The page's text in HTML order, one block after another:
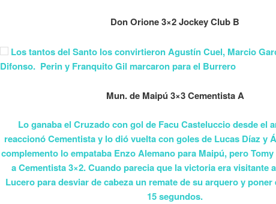
Don Orione 3×2 Jockey Club B
Los tantos del Santo los convirtieron Agustín Cuel, Marcio
Difonso. Perin y Franquito Gil marcaron para el Burrero
Mun. de Maipú 3×3 Cementista A
Lo ganaba el Cruzado con gol de Facu Casteluccio desde el
reaccionó Cementista y lo dió vuelta con goles de Lucas Díaz y
complemento lo empataba Enzo Alemano para Maipú, pero
a Cementista 3×2. Cuando parecia que la victoria era visitante
Lucero para desviar de cabeza un remate de su arquero y poner
15 segundos.